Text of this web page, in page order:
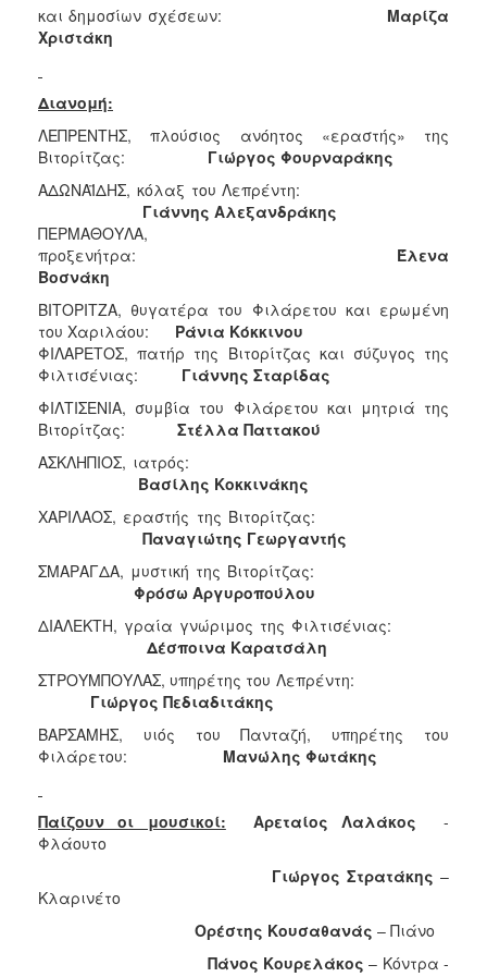
και δημοσίων σχέσεων: Μαρίζα
Χριστάκη
Διανομή:
ΛΕΠΡΕΝΤΗΣ, πλούσιος ανόητος «εραστής» της
Βιτορίτζας: Γιώργος Φουρναράκης
ΑΔΩΝΑΪΔΗΣ, κόλαξ του Λεπρέντη:
Γιάννης Αλεξανδράκης
ΠΕΡΜΑΘΟΥΛΑ,
προξενήτρα: Έλενα
Βοσνάκη
ΒΙΤΟΡΙΤΖΑ, θυγατέρα του Φιλάρετου και ερωμένη
του Χαριλάου: Ράνια Κόκκινου
ΦΙΛΑΡΕΤΟΣ, πατήρ της Βιτορίτζας και σύζυγος της
Φιλτισένιας: Γιάννης Σταρίδας
ΦΙΛΤΙΣΕΝΙΑ, συμβία του Φιλάρετου και μητριά της
Βιτορίτζας: Στέλλα Παττακού
ΑΣΚΛΗΠΙΟΣ, ιατρός:
Βασίλης Κοκκινάκης
ΧΑΡΙΛΑΟΣ, εραστής της Βιτορίτζας:
Παναγιώτης Γεωργαντής
ΣΜΑΡΑΓΔΑ, μυστική της Βιτορίτζας:
Φρόσω Αργυροπούλου
ΔΙΑΛΕΚΤΗ, γραία γνώριμος της Φιλτισένιας:
Δέσποινα Καρατσάλη
ΣΤΡΟΥΜΠΟΥΛΑΣ, υπηρέτης του Λεπρέντη:
Γιώργος Πεδιαδιτάκης
ΒΑΡΣΑΜΗΣ, υιός του Πανταζή, υπηρέτης του
Φιλάρετου: Μανώλης Φωτάκης
Παίζουν οι μουσικοί: Αρεταίος Λαλάκος -
Φλάουτο
Γιώργος Στρατάκης –
Κλαρινέτο
Ορέστης Κουσαθανάς – Πιάνο
Πάνος Κουρελάκος – Κόντρα -